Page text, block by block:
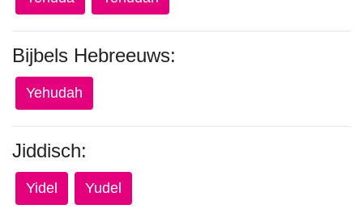
Bijbels Hebreeuws:
Yehudah
Jiddisch:
Yidel Yudel